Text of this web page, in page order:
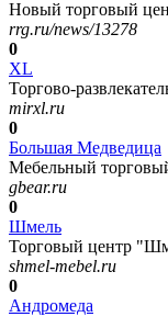
Новый торговый
rrg.ru/news/13278
0
XL
Торгово-
mirxl.ru
0
Большая Медведица
Мебельный
gbear.ru
0
Шмель
Торговый центр
shmel-mebel.ru
0
Андромеда